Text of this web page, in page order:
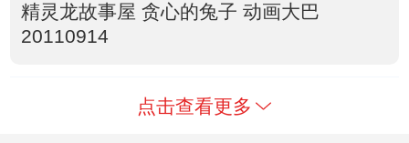
精灵龙故事屋 贪心的兔子 动画大巴
20110914
点击查看更多